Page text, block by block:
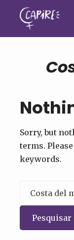
Sorry, but
terms.
keywords.